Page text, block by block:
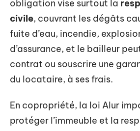
obligation vise surtout la
civile, couvrant les dégâts
fuite d’eau, incendie,
d’assurance, et le bailleur
contrat ou souscrire une
du locataire, à ses frais.
En copropriété, la loi Alur
protéger l’immeuble et la